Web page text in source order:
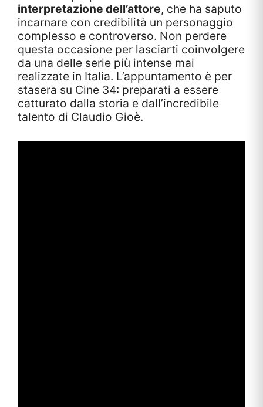
interpretazione dell’attore, che ha saputo
incarnare con credibilità un personaggio
complesso e controverso. Non perdere
questa occasione per lasciarti coinvolgere
da una delle serie più intense mai
realizzate in Italia. L’appuntamento è per
stasera su Cine 34: preparati a essere
catturato dalla storia e dall’incredibile
talento di Claudio Gioè.